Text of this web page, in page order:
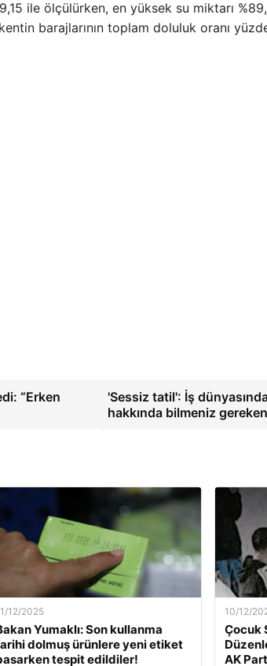
ile ölçülürken, en yüksek su miktarı
barajlarının toplam doluluk oranı
“Erken
'Sessiz tatil': İş
hakkında bilmeniz
12/2025
Yumaklı: Son kullanma
dolmuş ürünlere yeni etiket
tespit edildiler!
10/12/
Çocuk
AK